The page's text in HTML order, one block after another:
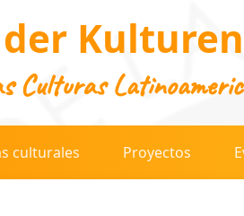
Culturas
culturales Proyectos